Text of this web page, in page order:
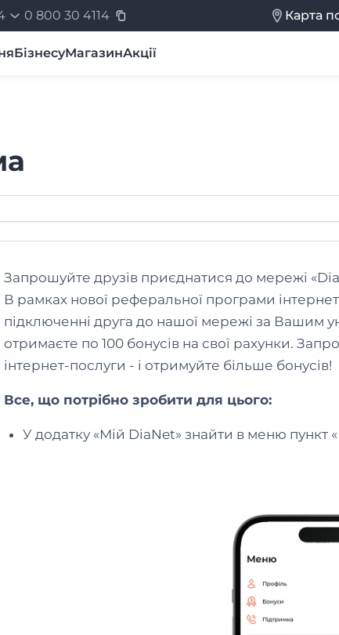
0 800 30 4114 Карта
БізнесуМагазинАкції
ТБПитання і відповіді
Запрошуйте друзів приєднатися до мережі
В рамках нової реферальної програми
підключенні друга до нашої мережі за Вашим
отримаєте по 100 бонусів на свої рахунки.
інтернет-послуги - і отримуйте більше бонусів!
Все, що потрібно зробити для цього:
У додатку «Мій DiaNet» знайти в меню пункт